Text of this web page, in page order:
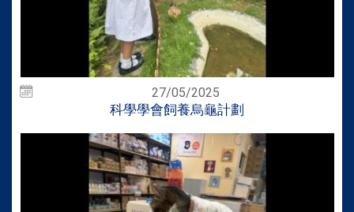
27/05/2025
科學學會飼養烏龜計劃